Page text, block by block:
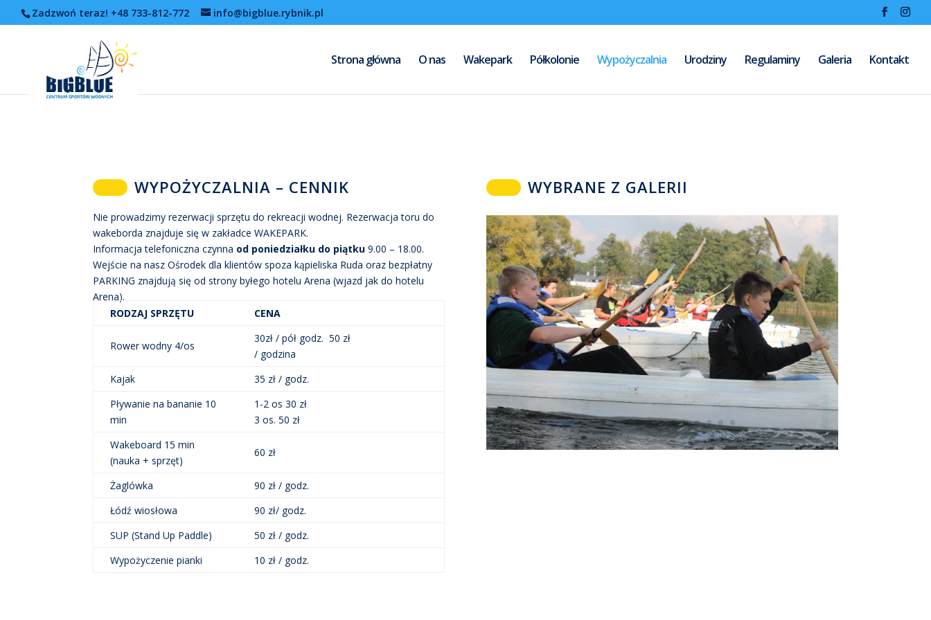
Zadzwoń teraz! +48 733-812-772 info@bigblue.rybnik.pl
Strona główna O nas Wakepark Półkolonie Wypożyczalnia Urodziny Regulaminy Galeria Kontakt
WYPOŻYCZALNIA – CENNIK
Nie prowadzimy rezerwacji sprzętu do rekreacji wodnej. Rezerwacja toru do
wakeborda znajduje się w zakładce WAKEPARK.
Informacja telefoniczna czynna od poniedziałku do piątku 9.00 – 18.00.
Wejście na nasz Ośrodek dla klientów spoza kąpieliska Ruda oraz bezpłatny
PARKING znajdują się od strony byłego hotelu Arena (wjazd jak do hotelu
Arena).
RODZAJ SPRZĘTU
CENA
Rower wodny 4/os
30zł / pół godz. 50 zł
/ godzina
Kajak
35 zł / godz.
Pływanie na bananie 10
min
1-2 os 30 zł
3 os. 50 zł
Wakeboard 15 min
(nauka + sprzęt)
60 zł
Żaglówka
90 zł / godz.
Łódź wiosłowa
90 zł/ godz.
SUP (Stand Up Paddle)
50 zł / godz.
Wypożyczenie pianki
10 zł / godz.
WYBRANE Z GALERII